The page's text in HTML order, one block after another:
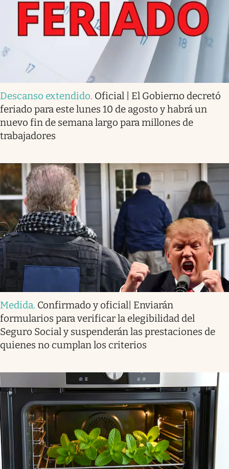
Descanso extendido. Oficial | El Gobierno decretó
feriado para este lunes 10 de agosto y habrá un
nuevo fin de semana largo para millones de
trabajadores
Medida. Confirmado y oficial| Enviarán
formularios para verificar la elegibilidad del
Seguro Social y suspenderán las prestaciones de
quienes no cumplan los criterios